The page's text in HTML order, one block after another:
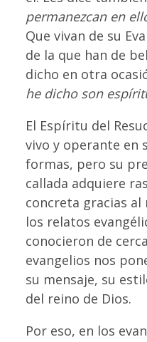
permanezcan en
Que vivan de su
de la que han de
dicho en otra
he dicho son
El Espíritu del
vivo y operante en
formas, pero su
callada adquiere
concreta gracias
los relatos
conocieron de
evangelios nos
su mensaje, su
del reino de Dios.
Por eso, en los